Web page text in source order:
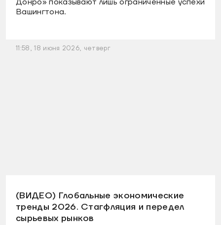
Вашингтона.
11:58, 18 июня 2026, четверг
(ВИДЕО) Глобальные экономические
тренды 2026. Стагфляция и передел
сырьевых рынков